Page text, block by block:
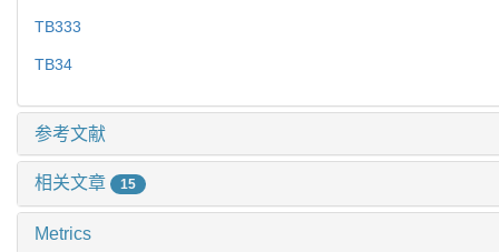
TB333
TB34
参考文献
相关文章 15
Metrics